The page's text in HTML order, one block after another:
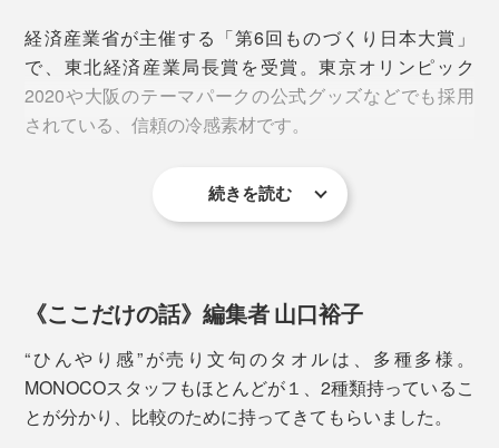
タオルを首にかければ、全身を駆けめぐるひんやり感。
首には太い血管があるので、首を冷やすと冷えた血液が
全身に送られ、熱中症対策にも一役買います。
経済産業省が主催する「第6回ものづくり日本大賞」
で、東北経済産業局長賞を受賞。東京オリンピック
2020や大阪のテーマパークの公式グッズなどでも採用
されている、信頼の冷感素材です。
ています。
※皮膚から生地へ“瞬間的にどれだけ熱が移動したか”を示す数値
ひんやり感に加えて優秀なのが肌ざわり。
冷感素材の中には、濡らすと肌にペタッと張りつき感の
続きを読む
《ここだけの話》編集者 山口裕子
“ひんやり感”が売り文句のタオルは、多種多様。
MONOCOスタッフもほとんどが１、2種類持っているこ
とが分かり、比較のために持ってきてもらいました。